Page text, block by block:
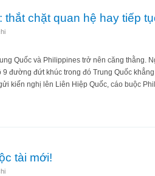
thắt chặt quan hệ hay tiếp
Quốc và Philippines trở nên căng thằng.
9 đường đứt khúc trong đó Trung Quốc
kiến nghị lên Liên Hiệp Quốc, cáo buộc
tài mới!